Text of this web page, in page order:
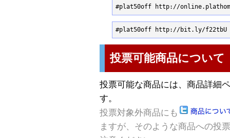
#plat50off http://
#plat50off http://bit.ly/f22tbU あ
投票可能商品について
投票可能な商品には、商品詳細
す。
投票対象外商品にも
ますが、そのような商品への投